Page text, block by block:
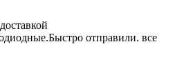
отправили. все